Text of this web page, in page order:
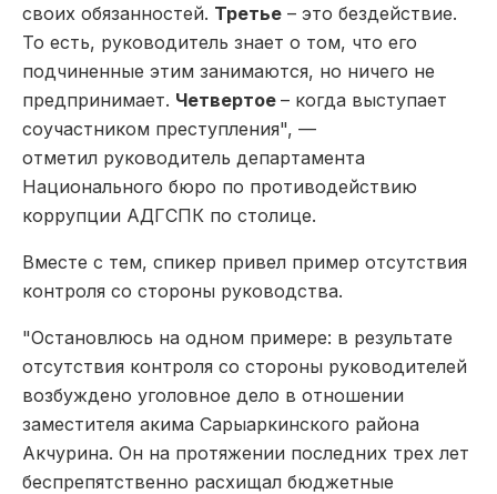
своих обязанностей. Третье – это бездействие.
То есть, руководитель знает о том, что его
подчиненные этим занимаются, но ничего не
предпринимает. Четвертое – когда выступает
соучастником преступления", —
отметил руководитель департамента
Национального бюро по противодействию
коррупции АДГСПК по столице.
Вместе с тем, спикер привел пример отсутствия
контроля со стороны руководства.
"Остановлюсь на одном примере: в результате
отсутствия контроля со стороны руководителей
возбуждено уголовное дело в отношении
заместителя акима Сарыаркинского района
Акчурина. Он на протяжении последних трех лет
беспрепятственно расхищал бюджетные